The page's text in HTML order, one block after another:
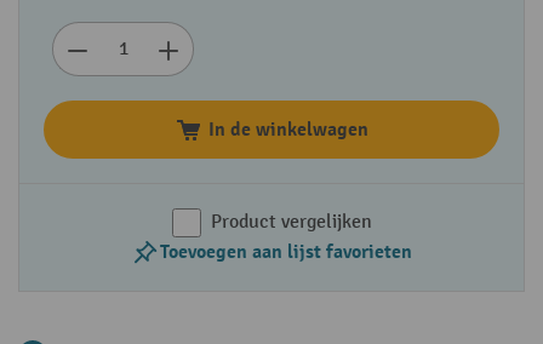
In de winkelwagen
Product vergelijken
Toevoegen aan lijst favorieten